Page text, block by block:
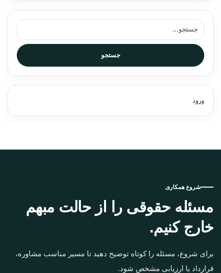
جستجو برای:
جستجو
ورود
شروع همکاری
مسئله حقوقی را از حالت مبهم
خارج کنیم.
برای شروع، مسئله را کوتاه توضیح دهید تا مسیر مناسب مشاوره،
قرارداد یا ارزیابی مشخص شود.